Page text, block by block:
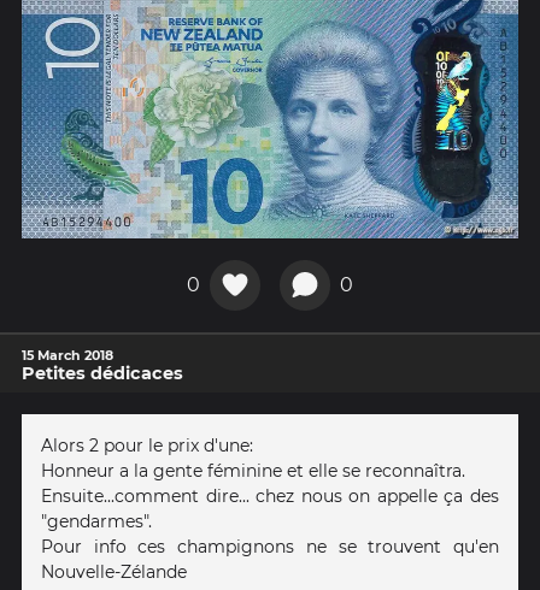
0 0
15 March 2018
Petites dédicaces
Alors 2 pour le prix d'une:
Honneur a la gente féminine et elle se reconnaîtra.
Ensuite...comment dire... chez nous on appelle ça des
"gendarmes".
Pour info ces champignons ne se trouvent qu'en
Nouvelle-Zélande